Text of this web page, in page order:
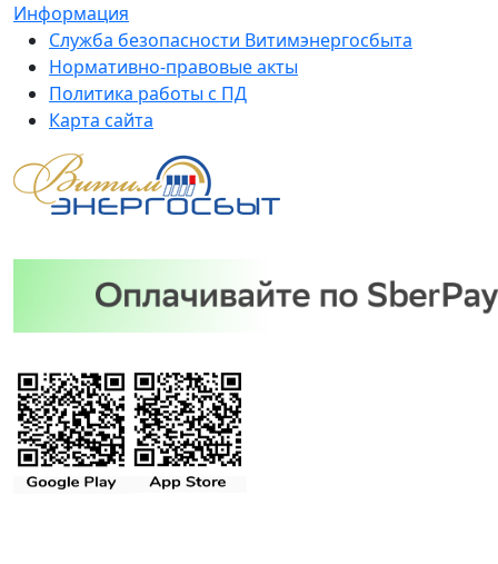
Информация
Служба безопасности Витимэнергосбыта
Нормативно-правовые акты
Политика работы с ПД
Карта сайта